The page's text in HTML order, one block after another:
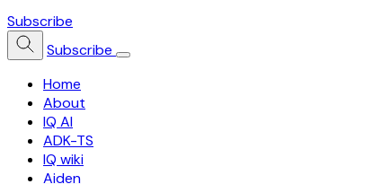
Subscribe
Subscribe
Home
About
IQ AI
ADK-TS
IQ wiki
Aiden